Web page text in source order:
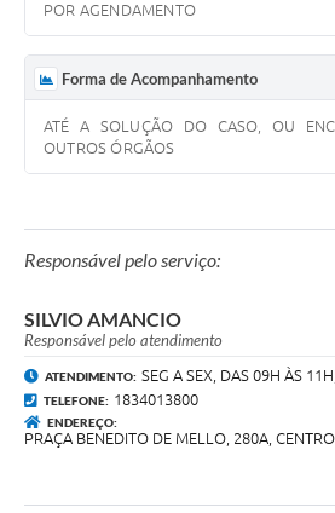
POR AGENDAMENTO
Forma de Acompanhamento
ATÉ A SOLUÇÃO DO CASO, OU
OUTROS ÓRGÃOS
Responsável pelo serviço:
SILVIO AMANCIO
Responsável pelo atendimento
ATENDIMENTO: SEG A SEX, DAS 09H ÀS
TELEFONE: 1834013800
ENDEREÇO:
PRAÇA BENEDITO DE MELLO, 280A,